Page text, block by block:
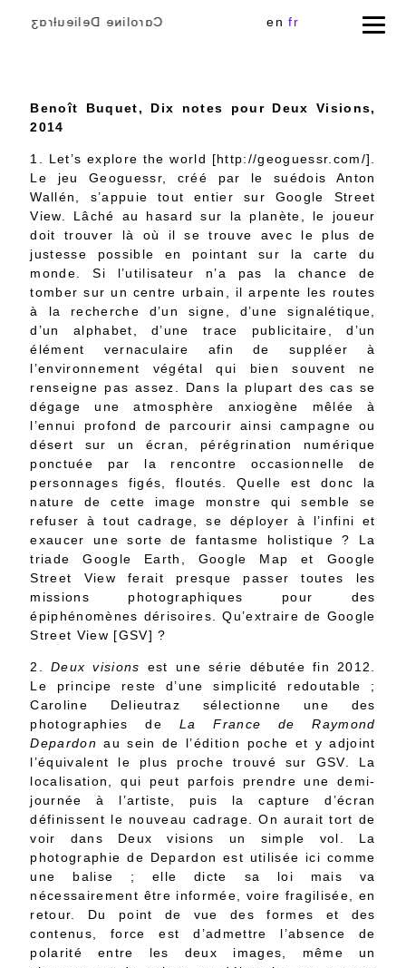
Cɑɾoliɴe Delieuƚɾɑʒ en fr
Benoît Buquet, Dix notes pour Deux Visions,
2014
1. Let’s explore the world [http://geoguessr.com/].
Le jeu Geoguessr, créé par le suédois Anton
Wallén, s’appuie tout entier sur Google Street
View. Lâché au hasard sur la planète, le joueur
doit trouver là où il se trouve avec le plus de
justesse possible en pointant sur la carte du
monde. Si l’utilisateur n’a pas la chance de
tomber sur un centre urbain, il arpente les routes
à la recherche d’un signe, d’une signalétique,
d’un alphabet, d’une trace publicitaire, d’un
élément vernaculaire afin de suppléer à
l’environnement végétal qui bien souvent ne
renseigne pas assez. Dans la plupart des cas se
dégage une atmosphère anxiogène mêlée à
l’ennui profond de parcourir ainsi campagne ou
désert sur un écran, pérégrination numérique
ponctuée par la rencontre occasionnelle de
personnages figés, floutés. Quelle est donc la
nature de cette image monstre qui semble se
refuser à tout cadrage, se déployer à l’infini et
exaucer une sorte de fantasme holistique ? La
triade Google Earth, Google Map et Google
Street View ferait presque passer toutes les
missions photographiques pour des
épiphénomènes dérisoires. Qu’extraire de Google
Street View [GSV] ?
2.Deux visions
est une série débutée fin 2012.
Le principe reste d’une simplicité redoutable ;
Caroline Delieutraz sélectionne une des
photographies de La France de Raymond
Depardon au sein de l’édition poche et y adjoint
l’équivalent le plus proche trouvé sur GSV. La
localisation, qui peut parfois prendre une demi-
journée à l’artiste, puis la capture d’écran
définissent le nouveau cadrage. On aurait tort de
voir dans Deux visions un simple vol. La
photographie de Depardon est utilisée ici comme
une balise ; elle dicte sa loi mais va
nécessairement être informée, voire fragilisée, en
retour. Du point de vue des formes et des
contenus, force est d’admettre l’absence de
polarité entre les deux images, même un